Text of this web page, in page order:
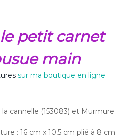
petit carnet
main
sur ma boutique en ligne
cannelle (153083) et Murmure
: 16 cm x 10,5 cm plié à 8 cm